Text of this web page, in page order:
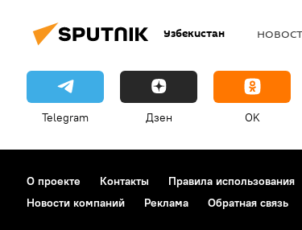
Узбекистан
Telegram Дзен OK
О проекте Контакты Правила использования
Новости компаний
Реклама Обратная связь